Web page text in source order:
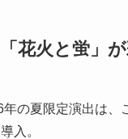
花火と蛍」
年の夏限定演出は、
入。